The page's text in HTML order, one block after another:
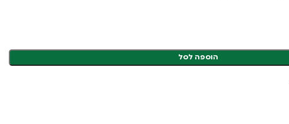
הוספה לסל